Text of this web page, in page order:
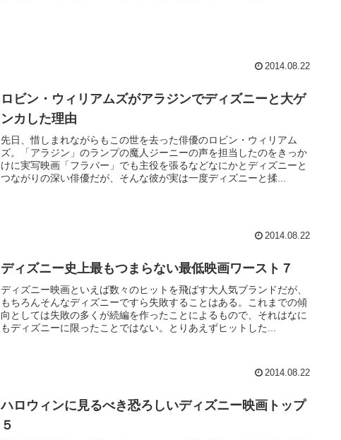
2014.08.22
ロビン・ウィリアムズがアラジンでディズニーと大ゲ
ンカした理由
先日、惜しまれながらもこの世を去った俳優のロビン・ウィリアム
ズ。「アラジン」のランプの魔人ジーニーの声を担当したのをきっか
けに実写映画「フラバー」でも主役を張るなどなにかとディズニーと
つながりの深い俳優だが、そんな彼が実は一度ディズニーと揉...
2014.08.22
ディズニー史上最もつまらない最低映画ワースト７
ディズニー映画といえば数々のヒットを飛ばす大人気ブランドだが、
もちろんそんなディズニーですら失敗することはある。これまでの傾
向としては失敗の多くが続編を作ったことによるもので、それはなに
もディズニーに限ったことではない。とりあえずヒットした...
2014.08.22
ハロウィンに見るべき恐ろしいディズニー映画トップ
５